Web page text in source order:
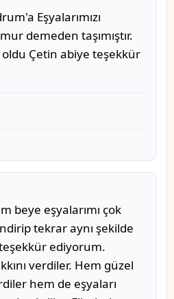
Eşyalarımızı
demeden taşımıştır.
oldu Çetin abiye teşekkür
beye eşyalarımı çok
tekrar aynı şekilde
ediyorum.
verdiler. Hem güzel
hem de eşyaları